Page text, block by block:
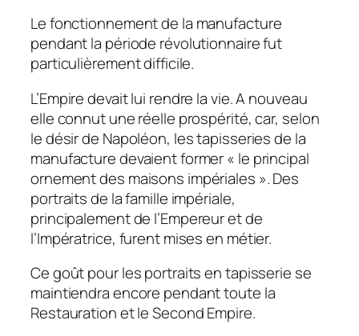
Le fonctionnement de la manufacture
pendant la période révolutionnaire fut
particulièrement difficile.
L’Empire devait lui rendre la vie. A nouveau
elle connut une réelle prospérité, car, selon
le désir de Napoléon, les tapisseries de la
manufacture devaient former « le principal
ornement des maisons impériales ». Des
portraits de la famille impériale,
principalement de l’Empereur et de
l’Impératrice, furent mises en métier.
Ce goût pour les portraits en tapisserie se
maintiendra encore pendant toute la
Restauration et le Second Empire.